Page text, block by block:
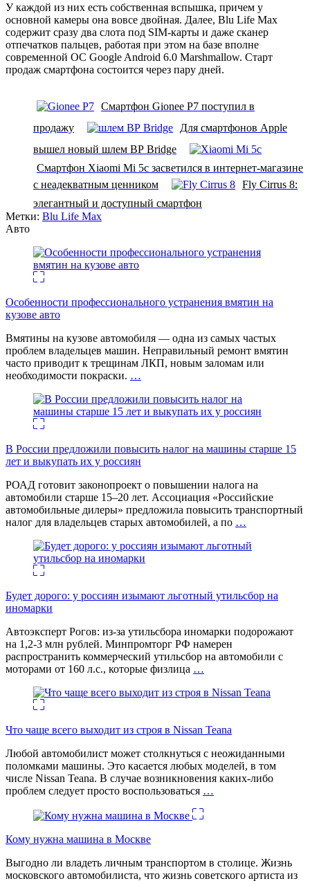
У каждой из них есть собственная вспышка, причем у
основной камеры она вовсе двойная. Далее, Blu Life Max
содержит сразу два слота под SIM-карты и даже сканер
отпечатков пальцев, работая при этом на базе вполне
современной ОС Google Android 6.0 Marshmallow. Старт
продаж смартфона состоится через пару дней.
Смартфон Gionee P7 поступил в
продажу
Для смартфонов Apple
вышел новый шлем ВР Bridge
Смартфон Xiaomi Mi 5c засветился в интернет-магазине
с неадекватным ценником
Fly Cirrus 8:
элегантный и доступный смартфон
Метки: Blu Life Max
Авто
Особенности профессионального устранения вмятин на
кузове авто
Вмятины на кузове автомобиля — одна из самых частых
проблем владельцев машин. Неправильный ремонт вмятин
часто приводит к трещинам ЛКП, новым заломам или
необходимости покраски. …
В России предложили повысить налог на машины старше 15
лет и выкупать их у россиян
РОАД готовит законопроект о повышении налога на
автомобили старше 15–20 лет. Ассоциация «Российские
автомобильные дилеры» предложила повысить транспортный
налог для владельцев старых автомобилей, а по …
Будет дорого: у россиян изымают льготный утильсбор на
иномарки
Автоэксперт Рогов: из-за утильсбора иномарки подорожают
на 1,2-3 млн рублей. Минпромторг РФ намерен
распространить коммерческий утильсбор на автомобили с
моторами от 160 л.с., которые физлица …
Что чаще всего выходит из строя в Nissan Teana
Любой автомобилист может столкнуться с неожиданными
поломками машины. Это касается любых моделей, в том
числе Nissan Teana. В случае возникновения каких-либо
проблем следует просто воспользоваться …
Кому нужна машина в Москве
Выгодно ли владеть личным транспортом в столице. Жизнь
московского автомобилиста, что жизнь советского артиста из